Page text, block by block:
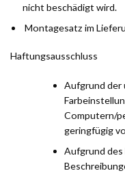
nicht beschädigt wird.
Montagesatz im
Haftungsausschluss
Aufgrund der
Computern/
geringfügig
Aufgrund des